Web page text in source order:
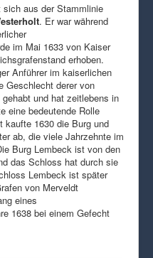
sich aus der Stammlinie
. Er war während
im Mai 1633 von Kaiser
erhoben.
Anführer im kaiserlichen
Geschlecht derer von
und hat zeitlebens in
eine bedeutende Rolle
kaufte 1630 die Burg und
ab, die viele Jahrzehnte im
Burg Lembeck ist von den
das Schloss hat durch sie
Lembeck ist später
von Merveldt
eines
1638 bei einem Gefecht